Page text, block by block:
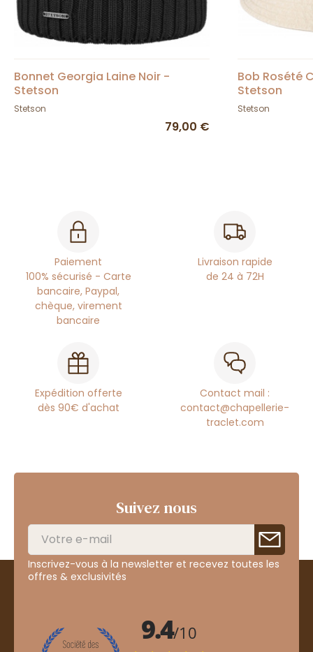
Bonnet Georgia Laine Noir -
Stetson
Stetson
79,00 €
Bob Rosété
Stetson
Stetson
Paiement
100% sécurisé - Carte
bancaire, Paypal,
chèque, virement
bancaire
Livraison rapide
de 24 à 72H
Expédition offerte
dès 90€ d'achat
Contact mail :
contact@chapellerie-
traclet.com
Suivez nous
Inscrivez-vous à la newsletter et recevez toutes les
offres & exclusivités